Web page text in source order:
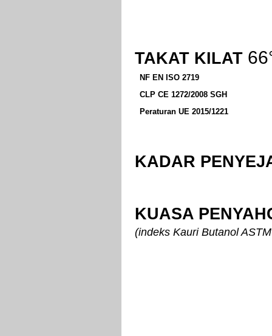
TAKAT KILAT
NF EN ISO 2719
CLP CE 1272/2008 SGH
Peraturan UE 2015/1221
KADAR
KUASA
(indeks Kauri Butanol